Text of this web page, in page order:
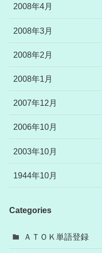
2008年4月
2008年3月
2008年2月
2008年1月
2007年12月
2006年10月
2003年10月
1944年10月
Categories
ＡＴＯＫ単語登録